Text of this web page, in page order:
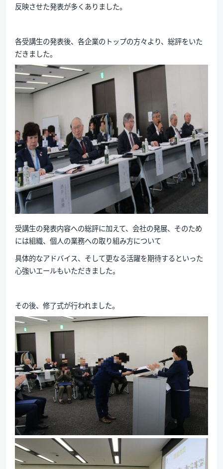
反映させた発表が多くありました。
各受講生の発表後、各企業のトップの方々より、総評をいた
だきました。
受講生の発表内容への総評に加えて、会社の発展、そのため
には組織、個人の業務への取り組み方について
具体的なアドバイス、そして更なる活躍を期待するといった
心強いエールもいただきました。
その後、修了式が行われました。